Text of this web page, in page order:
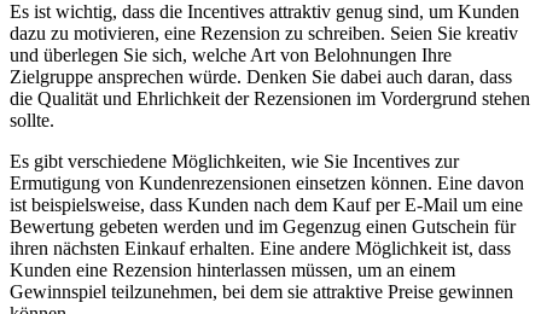
Es ist wichtig, dass die Incentives attraktiv genug sind, um Kunden
dazu zu motivieren, eine Rezension zu schreiben. Seien Sie kreativ
und überlegen Sie sich, welche Art von Belohnungen Ihre
Zielgruppe ansprechen würde. Denken Sie dabei auch daran, dass
die Qualität und Ehrlichkeit der Rezensionen im Vordergrund stehen
sollte.
Es gibt verschiedene Möglichkeiten, wie Sie Incentives zur
Ermutigung von Kundenrezensionen einsetzen können. Eine davon
ist beispielsweise, dass Kunden nach dem Kauf per E-Mail um eine
Bewertung gebeten werden und im Gegenzug einen Gutschein für
ihren nächsten Einkauf erhalten. Eine andere Möglichkeit ist, dass
Kunden eine Rezension hinterlassen müssen, um an einem
Gewinnspiel teilzunehmen, bei dem sie attraktive Preise gewinnen